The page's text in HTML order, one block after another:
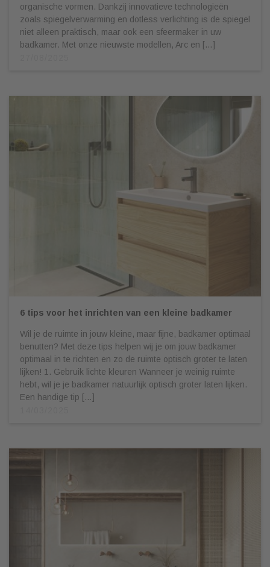
organische vormen. Dankzij innovatieve technologieën
zoals spiegelverwarming en dotless verlichting is de spiegel
niet alleen praktisch, maar ook een sfeermaker in uw
badkamer. Met onze nieuwste modellen, Arc en […]
6 tips voor het inrichten van een kleine badkamer
Wil je de ruimte in jouw kleine, maar fijne, badkamer optimaal
benutten? Met deze tips helpen wij je om jouw badkamer
optimaal in te richten en zo de ruimte optisch groter te laten
lijken! 1. Gebruik lichte kleuren Wanneer je weinig ruimte
hebt, wil je je badkamer natuurlijk optisch groter laten lijken.
Een handige tip […]